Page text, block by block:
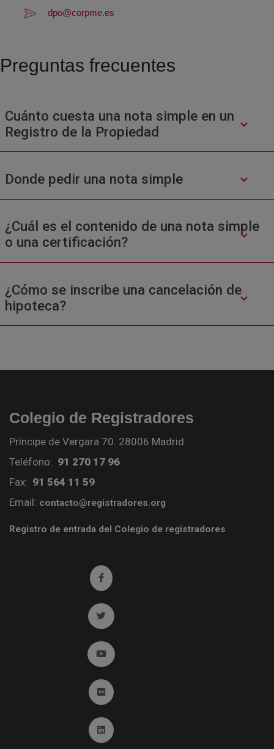
dpo@corpme.es
Preguntas frecuentes
Cuánto cuesta una nota simple en un
Registro de la Propiedad
Donde pedir una nota simple
¿Cuál es el contenido de una nota simple
o una certificación?
¿Cómo se inscribe una cancelación de
hipoteca?
Colegio de Registradores
Príncipe de Vergara 70. 28006 Madrid
Teléfono: 91 270 17 96
Fax: 91 564 11 59
Email: contacto@registradores.org
Registro de entrada del Colegio de registradores
Ir a facebook (abre en ventana nueva)
Ir a twitter (abre en ventana nueva)
Ir a YouTube (abre en ventana nueva)
Ir a Flickr (abre en ventana nueva)
Ir a Linkedin (abre en ventana nueva)